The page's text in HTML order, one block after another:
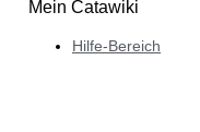
Mein Catawiki
Hilfe-Bereich